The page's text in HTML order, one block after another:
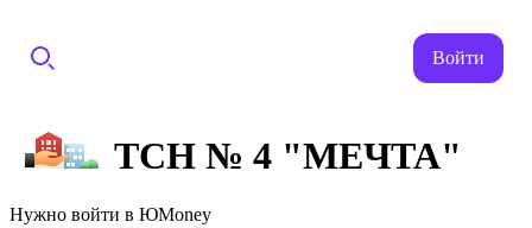
Войти
ТСН № 4 "МЕЧТА"
Нужно войти в ЮMoney